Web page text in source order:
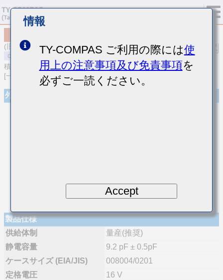
(旧品番 EVS021CG9R2DK-W)
積層セラミックコンデンサ
[一般用 高周波/低損失積層セラミックコンデンサ]
外観
製品仕様
供給体制
量産(推奨)
静電容量
9.2 pF ± 0.5pF
ケースサイズ (EIA/JIS)
008004/0201
定格電圧
16 V
情報
TY-COMPAS ご利用の際には使
用上の注意事項及び免責事項を
必ずご一読ください。
Accept